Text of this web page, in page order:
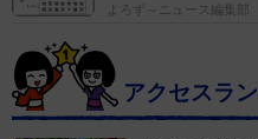
よろず～ニュース編集部
アクセスラ